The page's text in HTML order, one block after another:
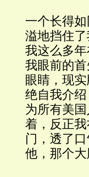
一个长得
溢地挡住
我这么多
我眼前的
眼睛，现
绝自我介
为所有美
着，反正
门，透了
他，那个